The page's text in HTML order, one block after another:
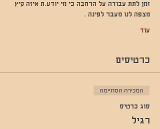
זמן לתת עבודה על הרחבה כי מי יודע.ת איזה קיץ
מצפה לנו מעבר לפינה .
עוד
כרטיסים
המכירה הסתיימה
סוג כרטיס
רגיל